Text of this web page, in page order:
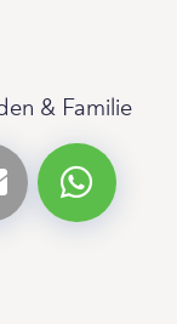
& Familie